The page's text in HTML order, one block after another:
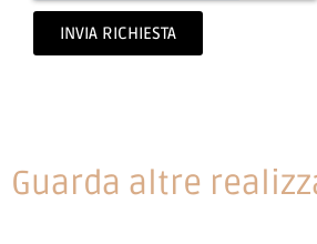
INVIA RICHIESTA
Guarda altre